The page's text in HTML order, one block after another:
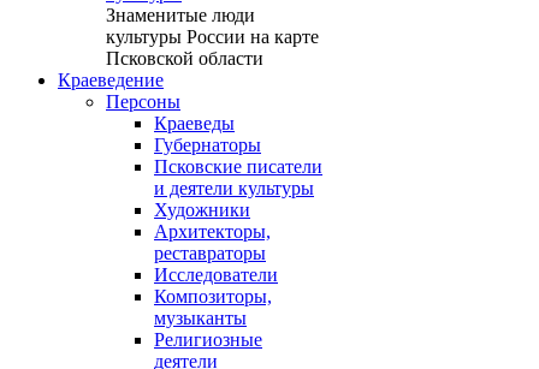
Знаменитые люди
культуры России на карте
Псковской области
Краеведение
Персоны
Краеведы
Губернаторы
Псковские писатели
и деятели культуры
Художники
Архитекторы,
реставраторы
Исследователи
Композиторы,
музыканты
Религиозные
деятели